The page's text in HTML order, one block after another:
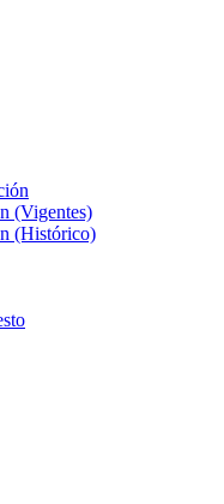
(Vigentes)
(Histórico)